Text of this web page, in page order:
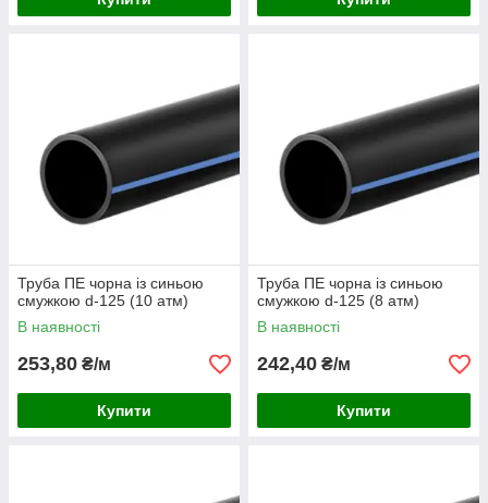
Труба ПЕ чорна із синьою
смужкою d-125 (10 атм)
В наявності
253,80 ₴/м
Купити
Труба ПЕ чорна із синьою
смужкою d-125 (8 атм)
В наявності
242,40 ₴/м
Купити